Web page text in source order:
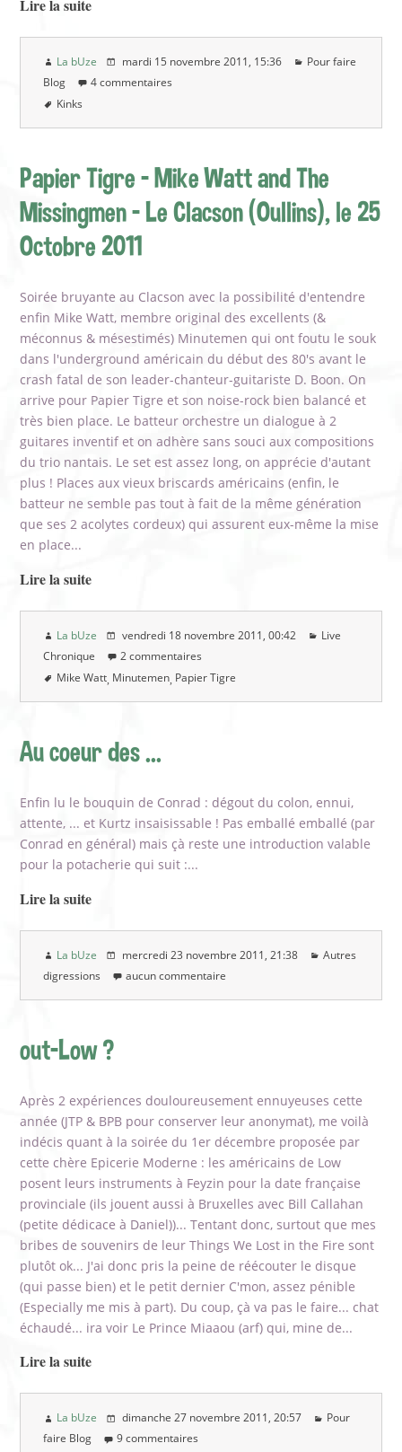
Lire la suite
La bUze mardi 15 novembre 2011 , 15:36
Pour faire
Blog
4 commentaires
Kinks
Papier Tigre - Mike Watt and The
Missingmen - Le Clacson (Oullins), le 25
Octobre 2011
Soirée bruyante au Clacson avec la possibilité d'entendre
enfin Mike Watt, membre original des excellents (&
méconnus & mésestimés) Minutemen qui ont foutu le souk
dans l'underground américain du début des 80's avant le
crash fatal de son leader-chanteur-guitariste D. Boon. On
arrive pour Papier Tigre et son noise-rock bien balancé et
très bien place. Le batteur orchestre un dialogue à 2
guitares inventif et on adhère sans souci aux compositions
du trio nantais. Le set est assez long, on apprécie d'autant
plus ! Places aux vieux briscards américains (enfin, le
batteur ne semble pas tout à fait de la même génération
que ses 2 acolytes cordeux) qui assurent eux-même la mise
en place...
Lire la suite
La bUze vendredi 18 novembre 2011 , 00:42
Live
Chronique
2 commentaires
Mike Watt Minutemen Papier Tigre
Au coeur des ...
Enfin lu le bouquin de Conrad : dégout du colon, ennui,
attente, ... et Kurtz insaisissable ! Pas emballé emballé (par
Conrad en général) mais çà reste une introduction valable
pour la potacherie qui suit :...
Lire la suite
La bUze mercredi 23 novembre 2011 , 21:38
Autres
digressions
aucun commentaire
out-Low ?
Après 2 expériences douloureusement ennuyeuses cette
année (JTP & BPB pour conserver leur anonymat), me voilà
indécis quant à la soirée du 1er décembre proposée par
cette chère Epicerie Moderne : les américains de Low
posent leurs instruments à Feyzin pour la date française
provinciale (ils jouent aussi à Bruxelles avec Bill Callahan
(petite dédicace à Daniel))... Tentant donc, surtout que mes
bribes de souvenirs de leur Things We Lost in the Fire sont
plutôt ok... J'ai donc pris la peine de réécouter le disque
(qui passe bien) et le petit dernier C'mon, assez pénible
(Especially me mis à part). Du coup, çà va pas le faire... chat
échaudé... ira voir Le Prince Miaaou (arf) qui, mine de...
Lire la suite
La bUze dimanche 27 novembre 2011 , 20:57
Pour
faire Blog
9 commentaires